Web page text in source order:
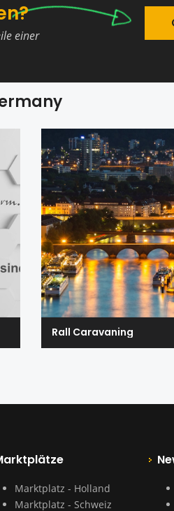
einer
Rall Caravaning
Marktplatz - Holland
Marktplatz - Schweiz